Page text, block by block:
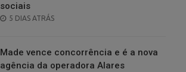
sociais
POSTED
5 DIAS ATRÁS
Made vence concorrência e é a nova
agência da operadora Alares